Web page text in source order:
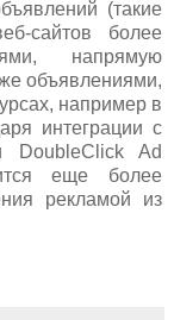
(такие
сайтов более
напрямую
объявлениями,
например в
интеграции с
DoubleClick Ad
еще более
рекламой из